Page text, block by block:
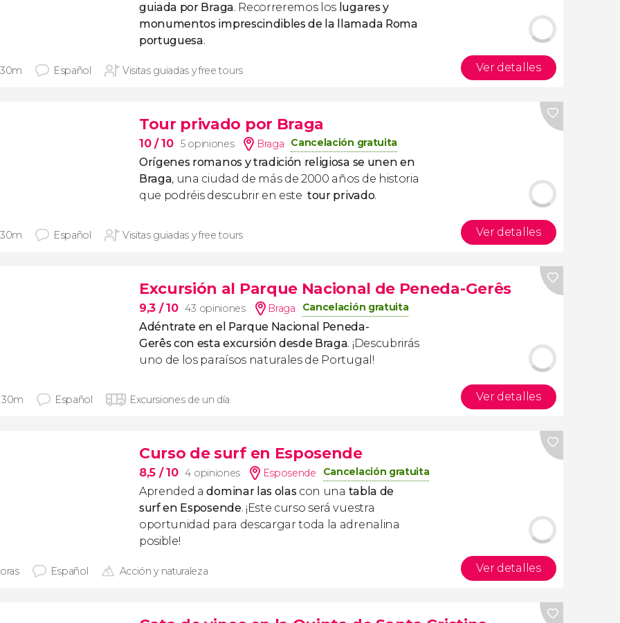
guiada por Braga. Recorreremos los lugares y
monumentos imprescindibles de la llamada Roma
portuguesa.
Español Visitas guiadas y free tours Ver detalles
Tour privado por Braga
10/ 10 5 opiniones Braga Cancelación gratuita
Orígenes romanos y tradición religiosa se unen en
Braga, una ciudad de más de 2000 años de historia
que podréis descubrir en estetour privado.
Español Visitas guiadas y free tours Ver detalles
Excursión al Parque Nacional de Peneda-Gerês
9,3 / 10 43 opiniones Braga Cancelación gratuita
Adéntrate en el Parque Nacional Peneda-
Gerês con esta excursión desde Braga. ¡Descubrirás
uno de los paraísos naturales de Portugal!
Español Excursiones de un día Ver detalles
Curso de surf en Esposende
8,5 / 10 4 opiniones Esposende Cancelación gratuita
Aprended a dominar las olas con una tabla de
surf en Esposende. ¡Este curso será vuestra
oportunidad para descargar toda la adrenalina
posible!
Español Acción y naturaleza Ver detalles